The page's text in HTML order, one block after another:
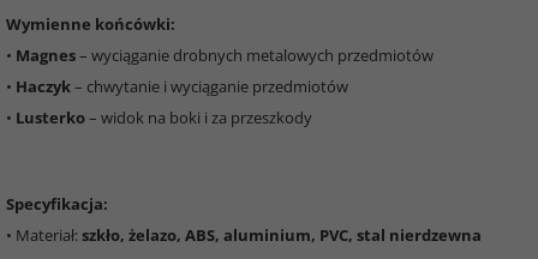
Wymienne końcówki:
• Magnes– wyciąganie drobnych metalowych przedmiotów
• Haczyk– chwytanie i wyciąganie przedmiotów
• Lusterko– widok na boki i za przeszkody
Specyfikacja:
• Materiał:szkło, żelazo, ABS, aluminium, PVC, stal nierdzewna